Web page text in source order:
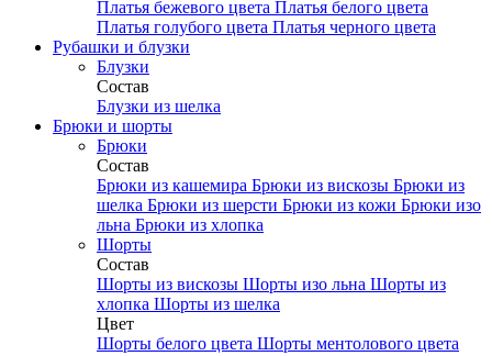
Платья бежевого цвета Платья белого цвета
Платья голубого цвета Платья черного цвета
Рубашки и блузки
Блузки
Состав
Блузки из шелка
Брюки и шорты
Брюки
Состав
Брюки из кашемира Брюки из вискозы Брюки из
шелка Брюки из шерсти Брюки из кожи Брюки изо
льна Брюки из хлопка
Шорты
Состав
Шорты из вискозы Шорты изо льна Шорты из
хлопка Шорты из шелка
Цвет
Шорты белого цвета Шорты ментолового цвета